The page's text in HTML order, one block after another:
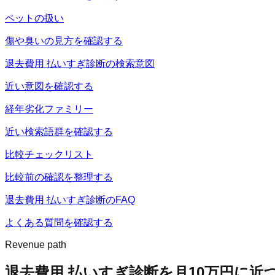
ペットの扱い
傷や臭いの見方を確認する
退去費用 払いすぎ診断の検索意図
近い意図を確認する
経年劣化ファミリー
近い検索語群を確認する
比較チェックリスト
比較前の確認を整理する
退去費用 払いすぎ診断のFAQ
よくある質問を確認する
Revenue path